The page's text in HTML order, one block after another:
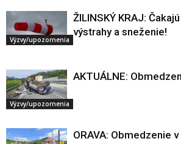
Výzvy/upozornenia
ŽILINSKÝ KRAJ:
výstrahy a sneženie!
Výzvy/upozornenia
AKTUÁLNE:
ORAVA: Obmedzenie